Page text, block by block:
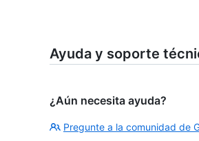
Ayuda y soporte
¿Aún necesita ayuda?
Pregunte a la comunidad de